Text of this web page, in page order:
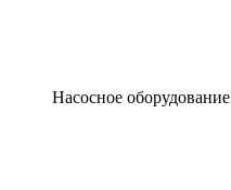
Насосное оборудование